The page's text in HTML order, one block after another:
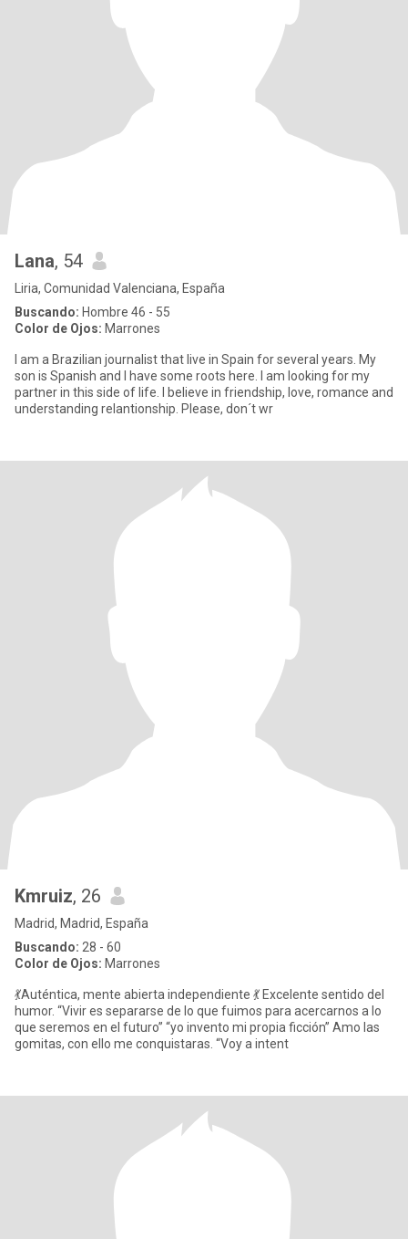
Lana, 54
Liria, Comunidad Valenciana, España
Buscando: Hombre 46 - 55
Color de Ojos: Marrones
I am a Brazilian journalist that live in Spain for several years. My
son is Spanish and I have some roots here. I am looking for my
partner in this side of life. I believe in friendship, love, romance and
understanding relantionship. Please, don´t wr
Kmruiz, 26
Madrid, Madrid, España
Buscando: 28 - 60
Color de Ojos: Marrones
💃Auténtica, mente abierta independiente 💃 Excelente sentido del
humor. “Vivir es separarse de lo que fuimos para acercarnos a lo
que seremos en el futuro” “yo invento mi propia ficción” Amo las
gomitas, con ello me conquistaras. “Voy a intent